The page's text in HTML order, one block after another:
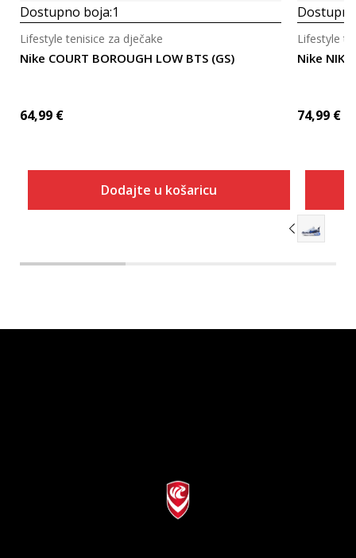
Dostupno boja:1
Nike COURT BOROUGH LOW BTS (GS)
Lifestyle tenisice za dječake
64,99 €
Dodajte u košaricu
Nike NIKE
Lifestyle
74,99 €